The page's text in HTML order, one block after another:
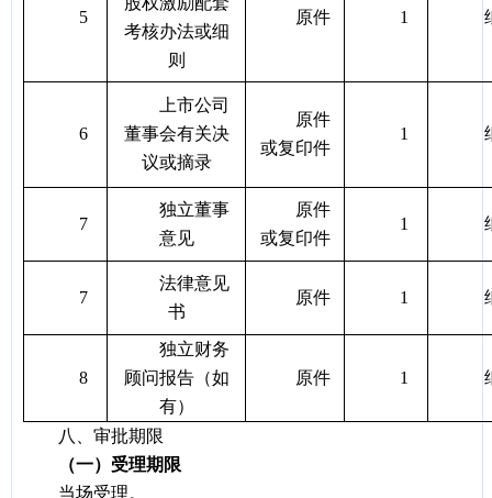
5
考核办法或细
则
原件 1
6
上市公司
董事会有关决
议或摘录
原件
或复印件
1
7
独立董事
意见
原件
或复印件
1
7
法律意见
书
原件 1
8
独立财务
顾问报告（如
有）
原件 1
八、审批期限
（一）受理期限
当场受理。